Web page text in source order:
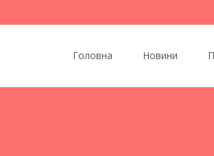
Головна
Новини